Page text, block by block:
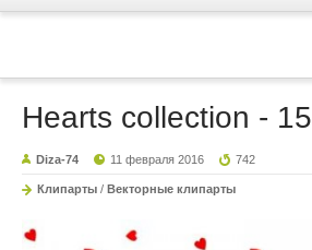
Hearts collection - 15
Diza-74 11 февраля 2016 742
Клипарты / Векторные клипарты